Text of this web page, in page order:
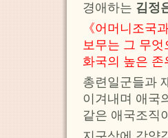
경애하는 김정
《어머니조국
보무는 그 무
화국의 높은
총련일군들과
이겨내며 애국
같은 애국조직